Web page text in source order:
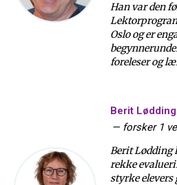
Han var den
Oslo og er
foreleser og
Berit Lødding
— forsker 1
Berit Lødding
rekke
styrke